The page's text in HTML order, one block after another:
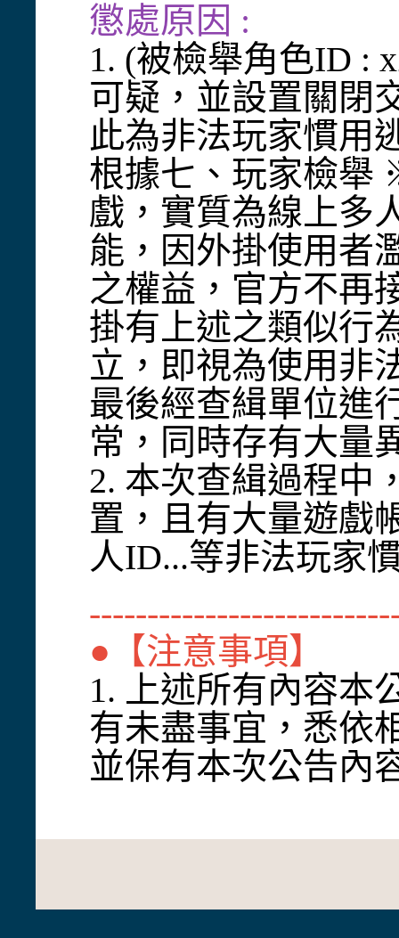
懲處原因 :
1. (被檢舉角色ID :
可疑，並設置關閉
此為非法玩家慣用
根據七、玩家檢舉
戲，實質為線上多
能，因外掛使用者
之權益，官方不再
掛有上述之類似行
立，即視為使用非
最後經查緝單位進
常，同時存有大量
2. 本次查緝過程中
置，且有大量遊戲
人ID...等非法玩家
●【注意事項】
1. 上述所有內容本
有未盡事宜，悉依
並保有本次公告內